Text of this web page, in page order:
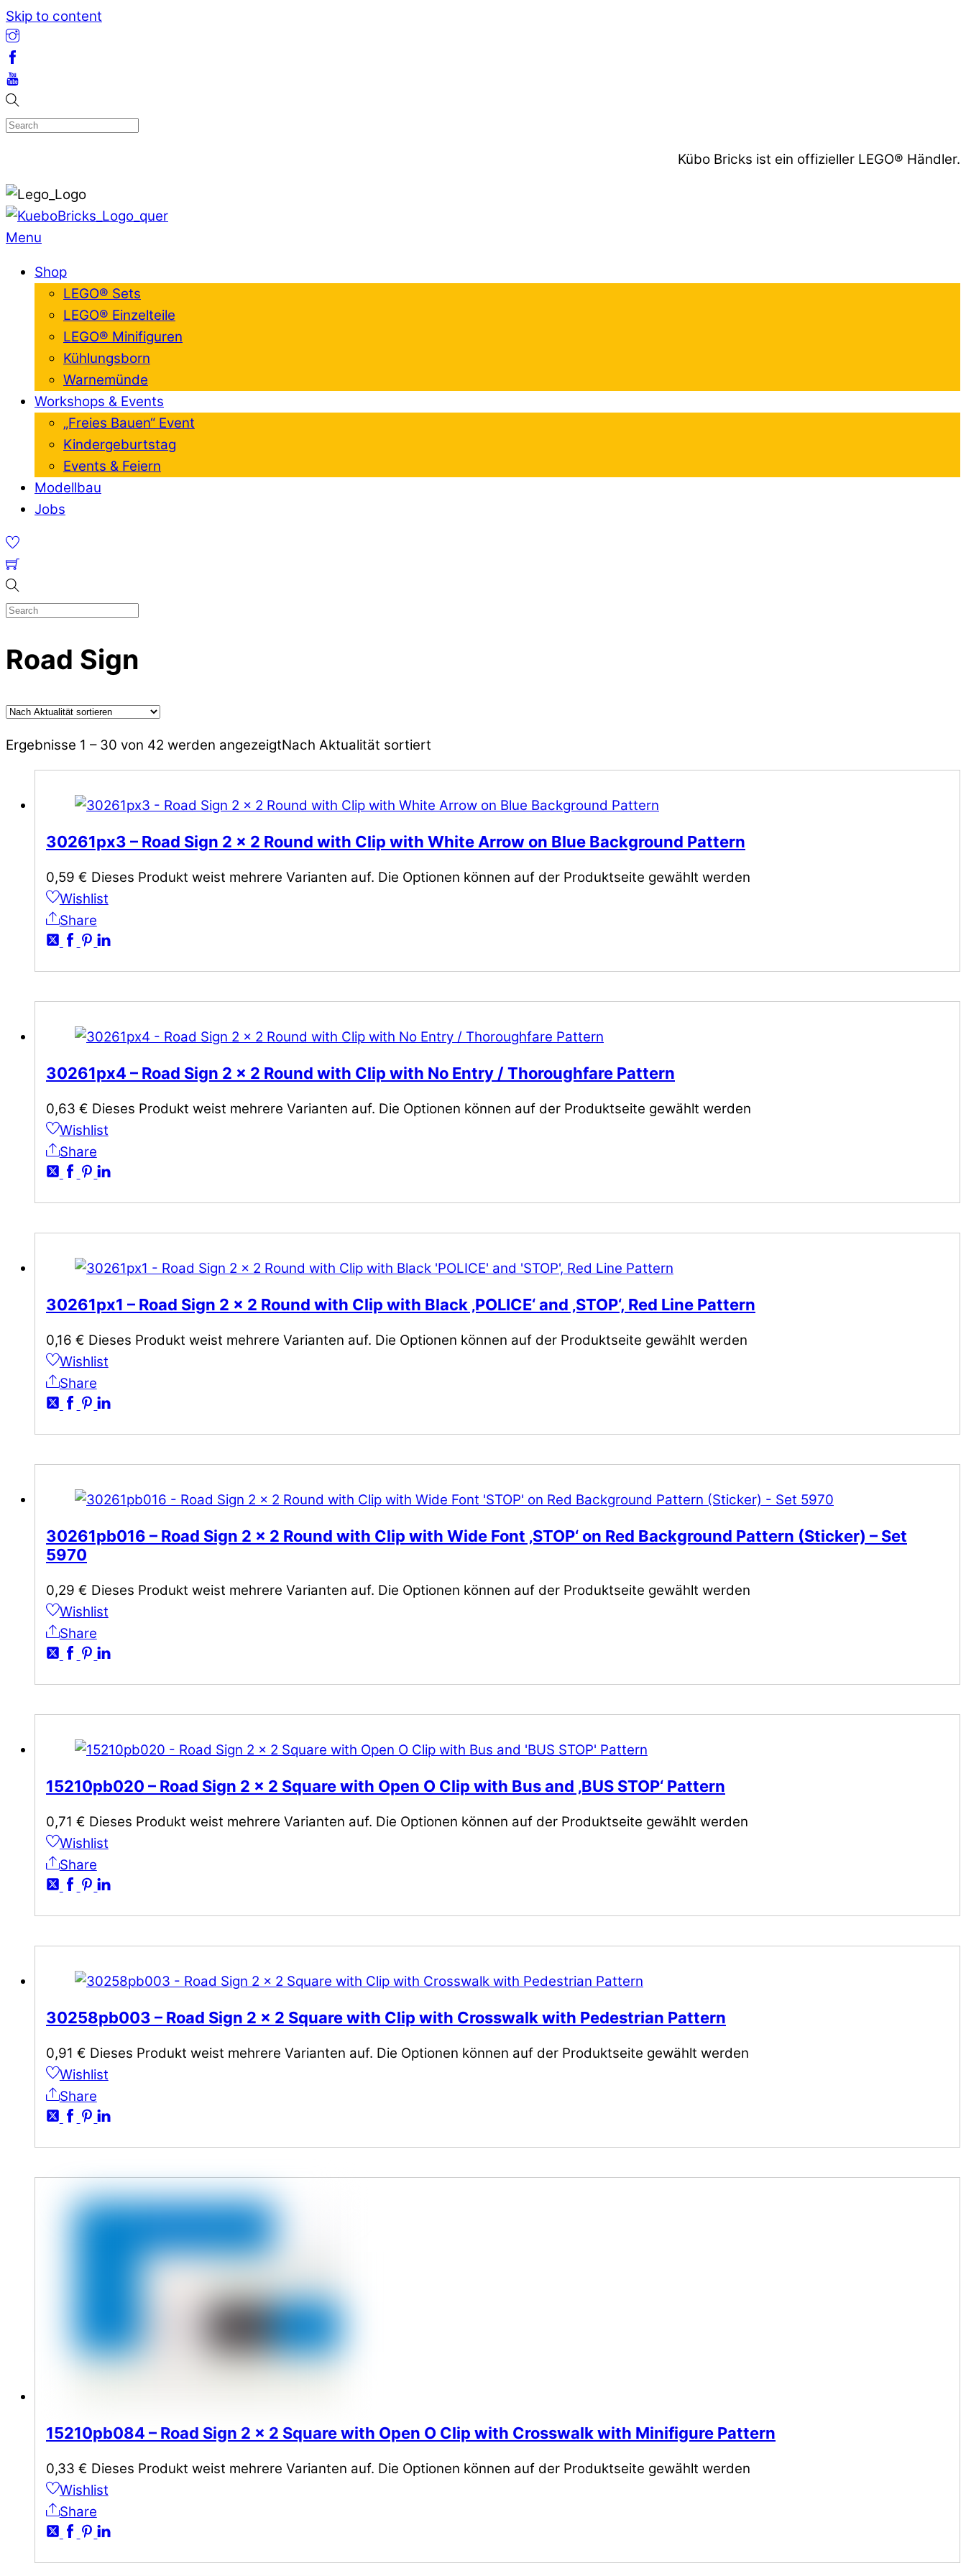
Skip to content
Kübo Bricks ist ein offizieller LEGO® Händler.
Menu
Shop
LEGO® Sets
LEGO® Einzelteile
LEGO® Minifiguren
Kühlungsborn
Warnemünde
Workshops & Events
„Freies Bauen“ Event
Kindergeburtstag
Events & Feiern
Modellbau
Jobs
Road Sign
Ergebnisse 1 – 30 von 42 werden angezeigtNach Aktualität sortiert
30261px3 – Road Sign 2 x 2 Round with Clip with White Arrow on Blue Background Pattern
0,59 € Dieses Produkt weist mehrere Varianten auf. Die Optionen können auf der Produktseite gewählt werden
Wishlist
Share
30261px4 – Road Sign 2 x 2 Round with Clip with No Entry / Thoroughfare Pattern
0,63 € Dieses Produkt weist mehrere Varianten auf. Die Optionen können auf der Produktseite gewählt werden
Wishlist
Share
30261px1 – Road Sign 2 x 2 Round with Clip with Black ‚POLICE‘ and ‚STOP‘, Red Line Pattern
0,16 € Dieses Produkt weist mehrere Varianten auf. Die Optionen können auf der Produktseite gewählt werden
Wishlist
Share
30261pb016 – Road Sign 2 x 2 Round with Clip with Wide Font ‚STOP‘ on Red Background Pattern (Sticker) – Set
5970
0,29 € Dieses Produkt weist mehrere Varianten auf. Die Optionen können auf der Produktseite gewählt werden
Wishlist
Share
15210pb020 – Road Sign 2 x 2 Square with Open O Clip with Bus and ‚BUS STOP‘ Pattern
0,71 € Dieses Produkt weist mehrere Varianten auf. Die Optionen können auf der Produktseite gewählt werden
Wishlist
Share
30258pb003 – Road Sign 2 x 2 Square with Clip with Crosswalk with Pedestrian Pattern
0,91 € Dieses Produkt weist mehrere Varianten auf. Die Optionen können auf der Produktseite gewählt werden
Wishlist
Share
15210pb084 – Road Sign 2 x 2 Square with Open O Clip with Crosswalk with Minifigure Pattern
0,33 € Dieses Produkt weist mehrere Varianten auf. Die Optionen können auf der Produktseite gewählt werden
Wishlist
Share